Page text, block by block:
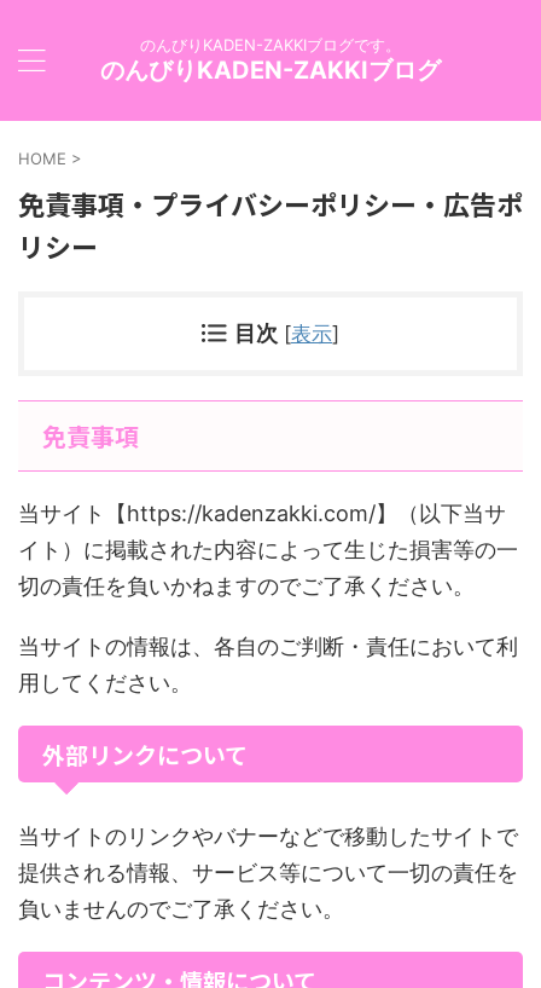
のんびりKADEN-ZAKKIブログです。
のんびりKADEN-ZAKKIブログ
HOME >
免責事項・プライバシーポリシー・広告ポ
リシー
目次 [表示]
免責事項
当サイト【https://kadenzakki.com/】（以下当サ
イト）に掲載された内容によって生じた損害等の一
切の責任を負いかねますのでご了承ください。
当サイトの情報は、各自のご判断・責任において利
用してください。
外部リンクについて
当サイトのリンクやバナーなどで移動したサイトで
提供される情報、サービス等について一切の責任を
負いませんのでご了承ください。
コンテンツ・情報について